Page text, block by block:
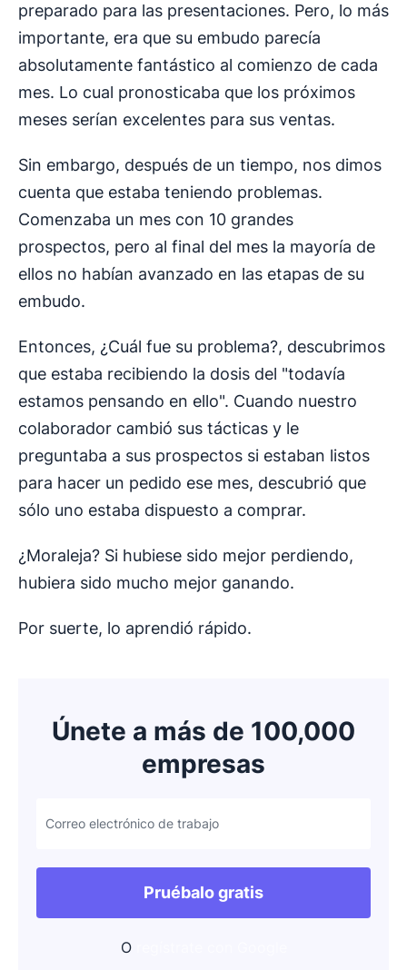
preparado para las presentaciones. Pero, lo más
importante, era que su embudo parecía
absolutamente fantástico al comienzo de cada
mes. Lo cual pronosticaba que los próximos
meses serían excelentes para sus ventas.
Sin embargo, después de un tiempo, nos dimos
cuenta que estaba teniendo problemas.
Comenzaba un mes con 10 grandes
prospectos, pero al final del mes la mayoría de
ellos no habían avanzado en las etapas de su
embudo.
Entonces, ¿Cuál fue su problema?, descubrimos
que estaba recibiendo la dosis del "todavía
estamos pensando en ello". Cuando nuestro
colaborador cambió sus tácticas y le
preguntaba a sus prospectos si estaban listos
para hacer un pedido ese mes, descubrió que
sólo uno estaba dispuesto a comprar.
¿Moraleja? Si hubiese sido mejor perdiendo,
hubiera sido mucho mejor ganando.
Por suerte, lo aprendió rápido.
Únete a más de 100,000
empresas
Correo electrónico de trabajo
Pruébalo gratis
O